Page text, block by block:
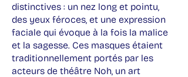
distinctives : un nez long et pointu,
des yeux féroces, et une expression
faciale qui évoque à la fois la malice
et la sagesse. Ces masques étaient
traditionnellement portés par les
acteurs de théâtre Noh, un art